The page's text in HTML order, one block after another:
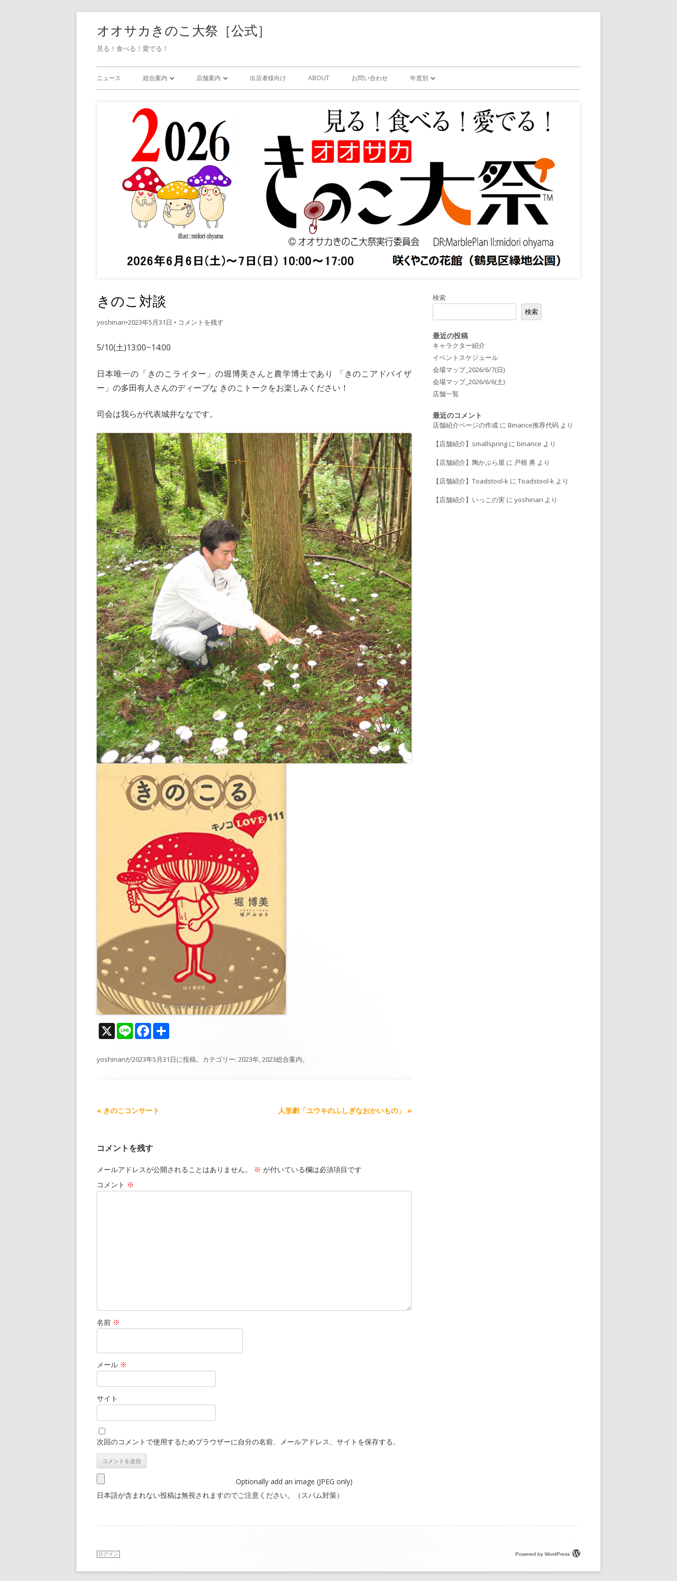
オオサカきのこ大祭［公式］
見る！食べる！愛でる！
コ
ン
移
動
す
る
ニュース 総合案内
ステージイベント
展示 / 無料企画
ワークショップ
店舗案内
グッズ捜索
・雑貨
・アクセサリ
・ガラス/レジン
・粘土/陶器/紙/木工/樹脂
・衣類/布小物/刺繍
・絵/書籍/写真
出店者様向け ABOUT お問い合わせ 年度別
2025総合案内
2024年 2024ニュース
2024店舗案内
2024出店者様向け
2023店舗検索
2023アクセサリ
2023雑貨
2023ガラス/レジン
2023粘土/陶器/紙/木工/樹脂
2023衣類/布小物/刺繍
2023絵/書籍/写真
2022年
2021年
2020年
2019年
きのこ対談
yoshinari•2023年5月31日 • コメントを残す
5/10(土)13:00~14:00
日本唯一の「きのこライター」の堀博美さんと農学博士であり 「きのこアドバイザ
ー」の多田有人さんのディープな きのこトークをお楽しみください！
司会は我らが代表城井ななです。
X Li
n
e
F
ac
e
o
yoshinariが2023年5月31日に投稿。カテゴリー: 2023年 2023総合案内。
記
ビ
ゲ
ー
シ
« きのこコンサート 人形劇「ユウキのふしぎなおかいもの」 »
コメントを残す
メールアドレスが公開されることはありません。 ※ が付いている欄は必須項目です
コメント ※
名前 ※
メール ※
サイト
次回のコメントで使用するためブラウザーに自分の名前、メールアドレス、サイトを保存する。
Optionally add an image (JPEG only)
日本語が含まれない投稿は無視されますのでご注意ください。（スパム対策）
検索
検索
最近の投稿
キャラクター紹介
イベントスケジュール
会場マップ_2026/6/7(日)
会場マップ_2026/6/6(土)
店舗一覧
最近のコメント
店舗紹介ページの作成 にBinance推荐代码 より
【店舗紹介】smallspring にbinance より
【店舗紹介】陶かぶら屋 に 戸根 勇 より
【店舗紹介】Toadstool-k にToadstool-k より
【店舗紹介】いっこの実 にyoshinari より
ログイン Powered by WordPress